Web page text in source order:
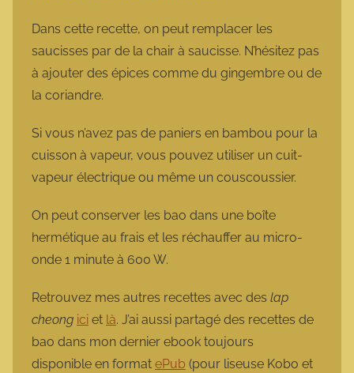
Dans cette recette, on peut remplacer les
saucisses par de la chair à saucisse. N’hésitez pas
à ajouter des épices comme du gingembre ou de
la coriandre.
Si vous n’avez pas de paniers en bambou pour la
cuisson à vapeur, vous pouvez utiliser un cuit-
vapeur électrique ou même un couscoussier.
On peut conserver les bao dans une boîte
hermétique au frais et les réchauffer au micro-
onde 1 minute à 600 W.
Retrouvez mes autres recettes avec des lap
cheong ici et là. J’ai aussi partagé des recettes de
bao dans mon dernier ebook toujours
disponible en format ePub (pour liseuse Kobo et